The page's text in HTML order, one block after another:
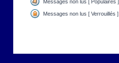
Messages non lus [ Populaires ]
Messages non lus [ Verrouillés ]